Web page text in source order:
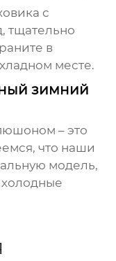
с
тщательно
в
месте.
зимний
– это
что наши
модель,
холодные